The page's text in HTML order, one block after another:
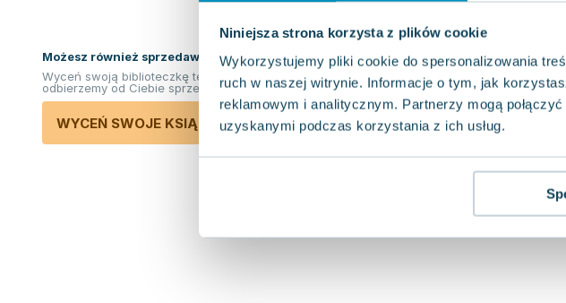
Niniejsza strona korzysta z plików cookie
Wykorzystujemy pliki cookie do spersonalizowania
ruch w naszej witrynie. Informacje o tym, jak
reklamowym i analitycznym. Partnerzy mogą
uzyskanymi podczas korzystania z ich usług.
Możesz również sprzedawać ksiązki!
Wyceń swoją biblioteczkę teraz. Odkupimy i
odbierzemy od Ciebie sprzedane książki.
WYCEŃ SWOJE KSIĄŻKI